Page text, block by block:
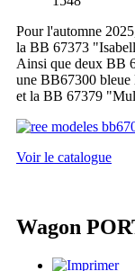
Pour l'automne
la BB 67373
Ainsi que deux BB
une BB67300
et la BB 67379
Voir le catalogue
Wagon